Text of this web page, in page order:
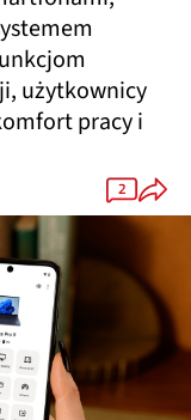
użytkownicy
pracy i
2